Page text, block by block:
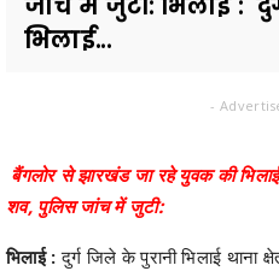
भिलाई...
-
बैंगलोर से झारखंड जा रहे युवक की
शव, पुलिस जांच में जुटी:
भिलाई :दुर्ग जिले के पुरानी भिलाई